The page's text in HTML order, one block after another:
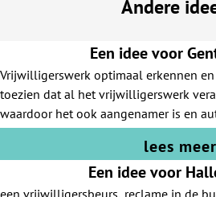
Andere
Een idee voor
Vrijwilligerswerk optimaal erkennen
toezien dat al het vrijwilligerswerk
waardoor het ook aangenamer is en
aantrekt.
lees meer
Een idee voor
een vrijwilligersbeurs, reclame in de